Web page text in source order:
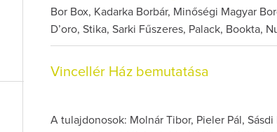
Bor Box, Kadarka Borbár, Minőségi Magyar
D’oro, Stika, Sarki Fűszeres, Palack, Bookta,
Vincellér Ház bemutatása
A tulajdonosok: Molnár Tibor, Pieler Pál,